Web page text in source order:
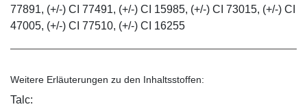
77891, (+/-) CI 77491, (+/-) CI 15985, (+/-) CI 73015, (+/-) CI
47005, (+/-) CI 77510, (+/-) CI 16255
Weitere Erläuterungen zu den Inhaltsstoffen:
Talc: